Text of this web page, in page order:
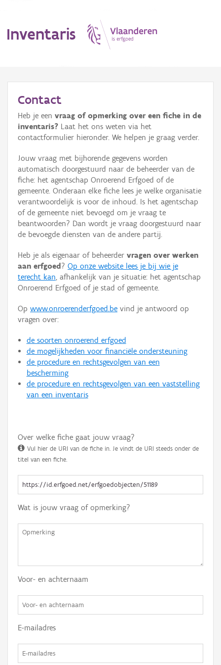
Inventaris
Erfgoedobject
Aanduidingsobject
Waarneming
Thema
Gebeurtenis
Persoon of collectief
Hergebruik
Aanmelden
Contact
Heb je een vraag of opmerking over een fiche in de
inventaris? Laat het ons weten via het
contactformulier hieronder. We helpen je graag verder.
Jouw vraag met bijhorende gegevens worden
automatisch doorgestuurd naar de beheerder van de
fiche: het agentschap Onroerend Erfgoed of de
gemeente. Onderaan elke fiche lees je welke organisatie
verantwoordelijk is voor de inhoud. Is het agentschap
of de gemeente niet bevoegd om je vraag te
beantwoorden? Dan wordt je vraag doorgestuurd naar
de bevoegde diensten van de andere partij.
Heb je als eigenaar of beheerder vragen over werken
aan erfgoed ? Op onze website lees je bij wie je
terecht kan, afhankelijk van je situatie: het agentschap
Onroerend Erfgoed of je stad of gemeente.
Op www.onroerenderfgoed.be vind je antwoord op
vragen over:
de soorten onroerend erfgoed
de mogelijkheden voor financiële ondersteuning
de procedure en rechtsgevolgen van een
bescherming
de procedure en rechtsgevolgen van een vaststelling
van een inventaris
Over welke fiche gaat jouw vraag?
Vul hier de URI van de fiche in. Je vindt de URI steeds onder de
titel van een fiche.
Wat is jouw vraag of opmerking?
Voor- en achternaam
E-mailadres